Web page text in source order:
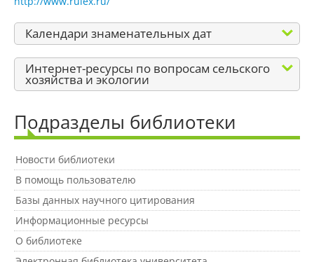
Стипендии и меры поддержки
обучающихся
Платные образовательные услуги
Финансово-хозяйственная
Вакантные места для приёма
(перевода) обучающихся
Доступная среда
Календари знаменательных дат
Интернет-ресурсы по вопросам сельского
хозяйства и экологии
Подразделы библиотеки
Новости библиотеки
В помощь пользователю
Базы данных научного цитирования
Информационные ресурсы
О библиотеке